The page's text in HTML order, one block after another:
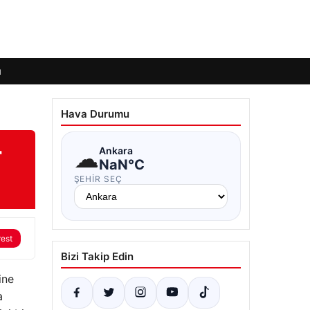
Hava Durumu
☁Ankara
NaN°C
ŞEHIR SEÇ
Bizi Takip Edin